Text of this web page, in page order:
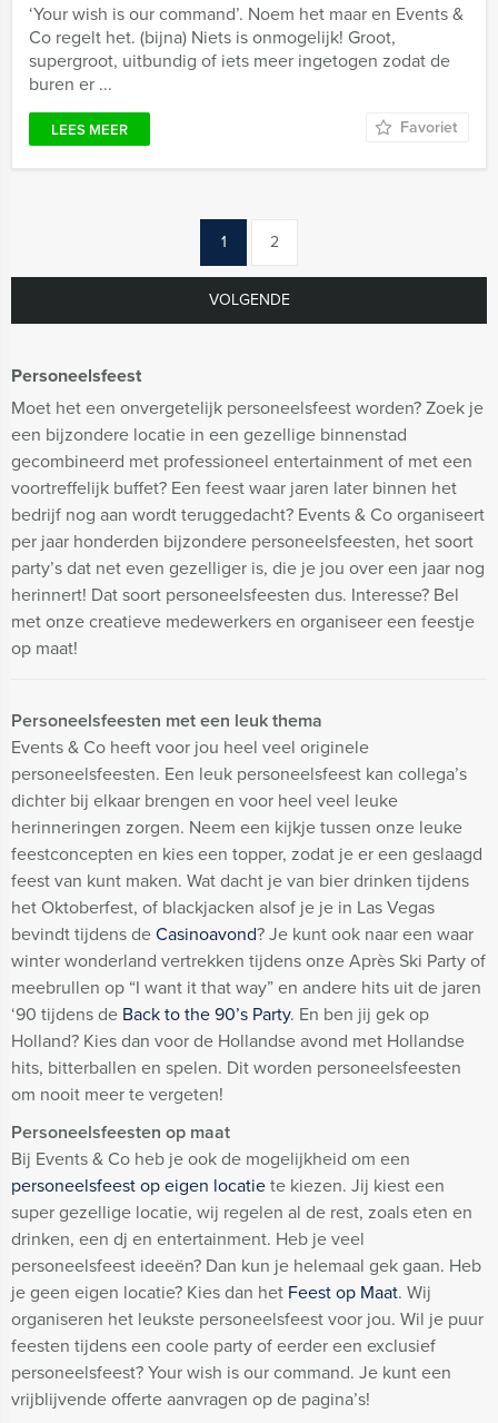
Personeelsfeest
Moet het een onvergetelijk personeelsfeest worden? Zoek je
een bijzondere locatie in een gezellige binnenstad
gecombineerd met professioneel entertainment of met een
voortreffelijk buffet? Een feest waar jaren later binnen het
bedrijf nog aan wordt teruggedacht? Events & Co organiseert
per jaar honderden bijzondere personeelsfeesten, het soort
party’s dat net even gezelliger is, die je jou over een jaar nog
herinnert! Dat soort personeelsfeesten dus. Interesse? Bel
met onze creatieve medewerkers en organiseer een feestje
op maat!
‘Your wish is our command’. Noem het maar en Events &
Co regelt het. (bijna) Niets is onmogelijk! Groot,
supergroot, uitbundig of iets meer ingetogen zodat de
buren er ...
LEES MEER Favoriet
1 2
VOLGENDE
Personeelsfeesten met een leuk thema
Events & Co heeft voor jou heel veel originele
personeelsfeesten. Een leuk personeelsfeest kan collega’s
dichter bij elkaar brengen en voor heel veel leuke
herinneringen zorgen. Neem een kijkje tussen onze leuke
feestconcepten en kies een topper, zodat je er een geslaagd
feest van kunt maken. Wat dacht je van bier drinken tijdens
het Oktoberfest, of blackjacken alsof je je in Las Vegas
bevindt tijdens deCasinoavond? Je kunt ook naar een waar
winter wonderland vertrekken tijdens onze Après Ski Party of
meebrullen op “I want it that way” en andere hits uit de jaren
‘90 tijdens de Back to the 90’s Party. En ben jij gek op
Holland? Kies dan voor de Hollandse avond met Hollandse
hits, bitterballen en spelen. Dit worden personeelsfeesten
om nooit meer te vergeten!
Personeelsfeesten op maat
Bij Events & Co heb je ook de mogelijkheid om een
personeelsfeest op eigen locatiete kiezen. Jij kiest een
super gezellige locatie, wij regelen al de rest, zoals eten en
drinken, een dj en entertainment. Heb je veel
personeelsfeest ideeën? Dan kun je helemaal gek gaan. Heb
je geen eigen locatie? Kies dan het Feest op Maat. Wij
organiseren het leukste personeelsfeest voor jou. Wil je puur
feesten tijdens een coole party of eerder een exclusief
personeelsfeest? Your wish is our command. Je kunt een
vrijblijvende offerte aanvragen op de pagina’s!